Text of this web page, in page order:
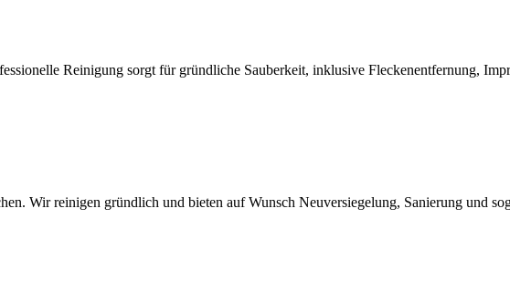
Reinigung sorgt für gründliche Sauberkeit, inklusive Fleckenentfernung,
Wir reinigen gründlich und bieten auf Wunsch Neuversiegelung, Sanierung und